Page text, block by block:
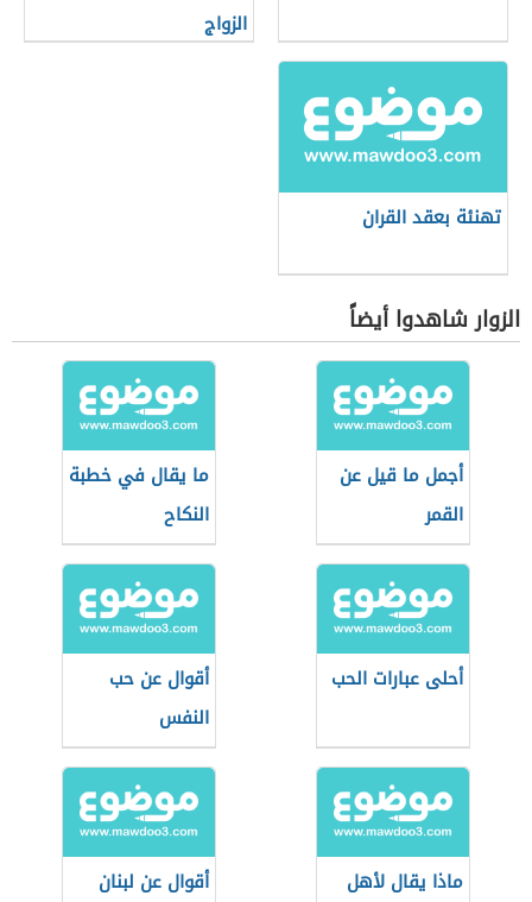
الزواج
تهنئة بعقد القران
الزوار شاهدوا أيضاً
أجمل ما قيل عن
القمر
ما يقال في خطبة
النكاح
أحلى عبارات الحب
أقوال عن حب
النفس
ماذا يقال لأهل
أقوال عن لبنان